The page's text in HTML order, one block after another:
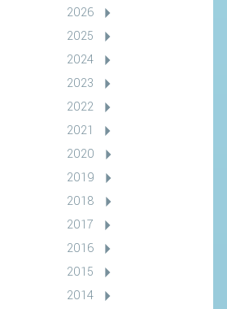
2026
2025
2024
2023
2022
2021
2020
2019
2018
2017
2016
2015
2014